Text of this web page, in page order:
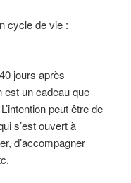
cycle de vie :
jours après
est un cadeau que
peut être de
s’est ouvert à
d’accompagner